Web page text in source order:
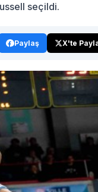
seçildi.
Paylaş X'te